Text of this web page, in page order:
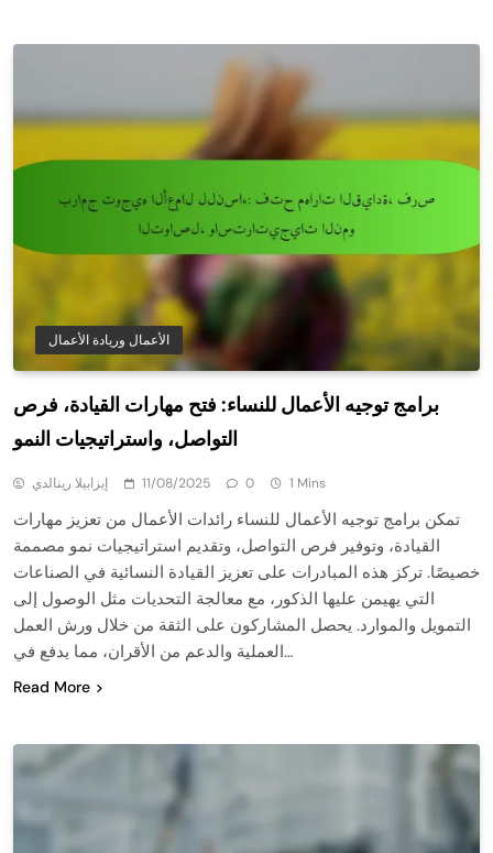
الأعمال وريادة الأعمال
برامج توجيه الأعمال للنساء: فتح مهارات القيادة، فرص
التواصل، واستراتيجيات النمو
إيزابيلا رينالدي 11/08/2025 0 1 Mins
تمكن برامج توجيه الأعمال للنساء رائدات الأعمال من تعزيز مهارات
القيادة، وتوفير فرص التواصل، وتقديم استراتيجيات نمو مصممة
خصيصًا. تركز هذه المبادرات على تعزيز القيادة النسائية في الصناعات
التي يهيمن عليها الذكور، مع معالجة التحديات مثل الوصول إلى
التمويل والموارد. يحصل المشاركون على الثقة من خلال ورش العمل
العملية والدعم من الأقران، مما يدفع في…
Read More